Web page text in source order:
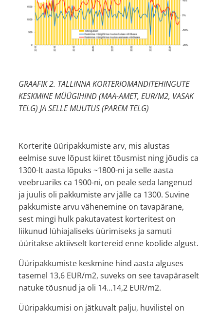
GRAAFIK 2. TALLINNA KORTERIOMANDITEHINGUTE
KESKMINE MÜÜGIHIND (MAA-AMET, EUR/M2, VASAK
TELG) JA SELLE MUUTUS (PAREM TELG)
Korterite üüripakkumiste arv, mis alustas
eelmise suve lõpust kiiret tõusmist ning jõudis ca
1300-lt aasta lõpuks ~1800-ni ja selle aasta
veebruariks ca 1900-ni, on peale seda langenud
ja juulis oli pakkumiste arv jälle ca 1300. Suvine
pakkumiste arvu vähenemine on tavapärane,
sest mingi hulk pakutavatest korteritest on
liikunud lühiajaliseks üürimiseks ja samuti
üüritakse aktiivselt kortereid enne koolide algust.
Üüripakkumiste keskmine hind aasta alguses
tasemel 13,6 EUR/m2, suveks on see tavapäraselt
natuke tõusnud ja oli 14…14,2 EUR/m2.
Üüripakkumisi on jätkuvalt palju, huvilistel on